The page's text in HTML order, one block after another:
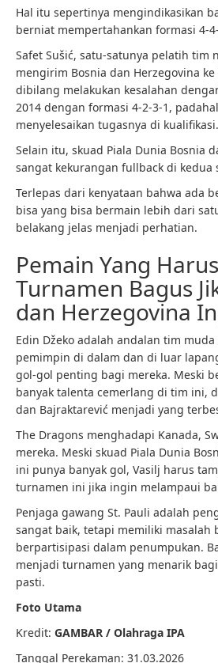
Hal itu sepertinya mengindikasikan
berniat mempertahankan formasi 4-
Safet Sušić, satu-satunya pelatih tim
mengirim Bosnia dan Herzegovina ke
dibilang melakukan kesalahan
2014 dengan formasi 4-2-3-1,
menyelesaikan tugasnya di kualifikasi.
Selain itu, skuad Piala Dunia Bosnia
sangat kekurangan fullback di kedua
Terlepas dari kenyataan bahwa ada
bisa yang bisa bermain lebih dari
belakang jelas menjadi perhatian.
Pemain Yang
Turnamen Bagus
dan Herzegovina
Edin Džeko adalah andalan tim
pemimpin di dalam dan di luar
gol-gol penting bagi mereka. Meski
banyak talenta cemerlang di tim ini,
dan Bajraktarević menjadi yang
The Dragons menghadapi Kanada,
mereka. Meski skuad Piala Dunia
ini punya banyak gol, Vasilj harus
turnamen ini jika ingin melampaui
Penjaga gawang St. Pauli adalah
sangat baik, tetapi memiliki masalah
berpartisipasi dalam penumpukan.
menjadi turnamen yang menarik
pasti.
Foto Utama
Kredit: GAMBAR / Olahraga IPA
Tanggal Perekaman: 31 .03.2026